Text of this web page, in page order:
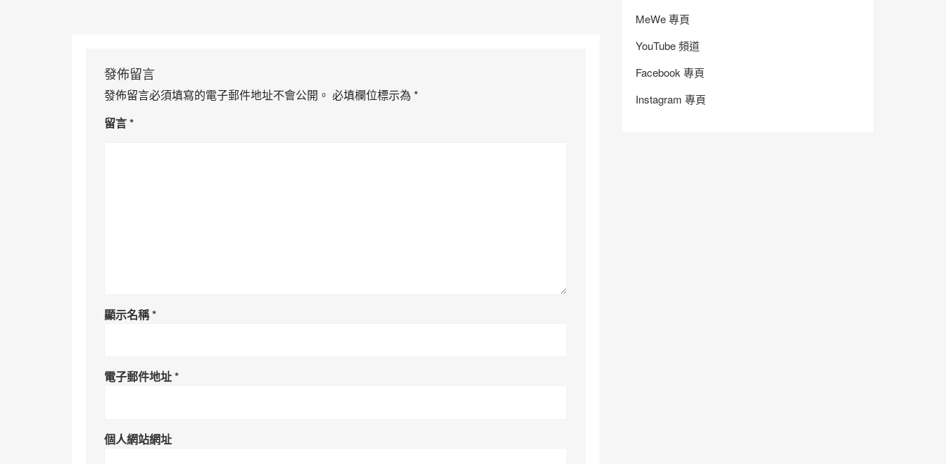
發佈留言
發佈留言必須填寫的電子郵件地址不會公開。 必填欄位標示為 *
留言*
顯示名稱*
電子郵件地址*
個人網站網址
MeWe 專頁
YouTube 頻道
Facebook 專頁
Instagram 專頁